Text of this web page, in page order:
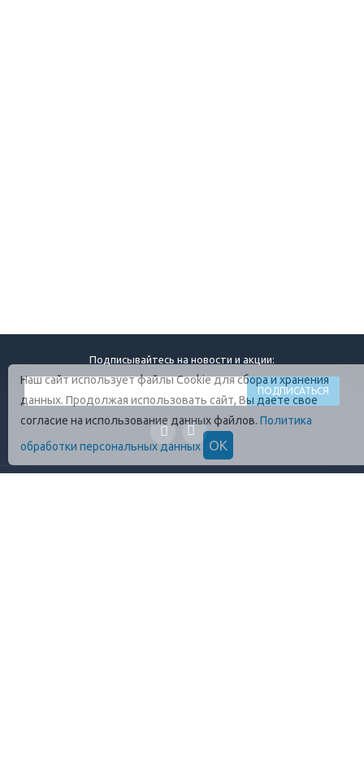
Подписывайтесь на новости и акции:
Наш сайт использует файлы Cookie для сбора и хранения
данных. Продолжая использовать сайт, Вы даете свое
согласие на использование данных файлов. Политика
обработки персональных данных
ОК